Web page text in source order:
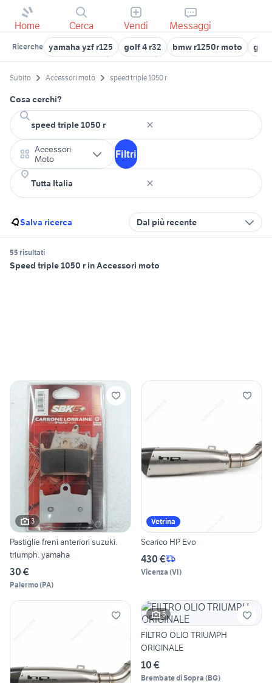
Home Cerca Vendi Messaggi
Ricerche yamaha yzf r125 golf 4 r32 bmw r1250r moto golf
Subito Accessori moto speed triple 1050 r
Cosa cerchi?
Accessori
Moto
Filtri
Salva ricerca Dal più recente
55 risultati
Speed triple 1050 r in Accessori moto
3
Pastiglie freni anteriori suzuki.
triumph. yamaha
30 €
Palermo(PA)
Vetrina
Scarico HP Evo
430 €
Vicenza (VI)
5
FILTRO OLIO TRIUMPH
ORIGINALE
10 €
Brembate di Sopra (BG)